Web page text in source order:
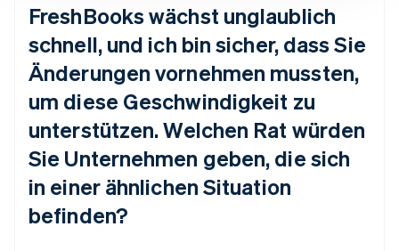
FreshBooks wächst unglaublich
schnell, und ich bin sicher, dass Sie
Änderungen vornehmen mussten,
um diese Geschwindigkeit zu
unterstützen. Welchen Rat würden
Sie Unternehmen geben, die sich
in einer ähnlichen Situation
befinden?